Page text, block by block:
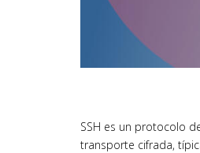
SSH es un protocolo
transporte cifrada,